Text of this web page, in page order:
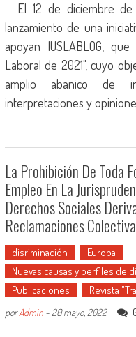
El 12 de diciembre de
lanzamiento de una
apoyan IUSLABLOG,
Laboral de 2021", cuyo
amplio abanico de
interpretaciones y
La Prohibición De Toda
Empleo En La
Derechos Sociales
Reclamaciones
disriminación
Europa
Nuevas causas y perfiles de
Publicaciones
Revista
porAdmin- 20 mayo, 2022